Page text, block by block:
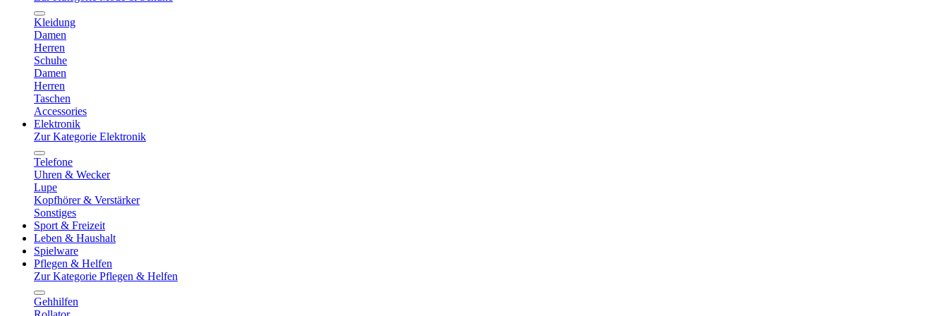
Kleidung
Damen
Herren
Schuhe
Damen
Herren
Taschen
Accessories
Elektronik
Zur Kategorie Elektronik
Telefone
Uhren & Wecker
Lupe
Kopfhörer & Verstärker
Sonstiges
Sport & Freizeit
Leben & Haushalt
Spielware
Pflegen & Helfen
Zur Kategorie Pflegen & Helfen
Gehhilfen